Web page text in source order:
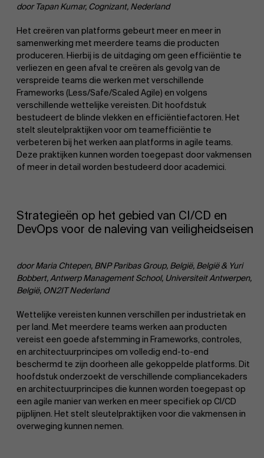
door Tapan Kumar, Cognizant, Nederland
Het creëren van platforms gebeurt meer en meer in
samenwerking met meerdere teams die producten
produceren. Hierbij is de uitdaging om geen efficiëntie te
verliezen en geen afval te creëren als gevolg van de
verspreide teams die werken met verschillende
Frameworks (Less/Safe/Scaled Agile) en volgens
verschillende wettelijke vereisten. Dit hoofdstuk
bestudeert de blinde vlekken en efficiëntiefactoren. Het
stelt sleutelpraktijken voor om teamefficiëntie te
verbeteren bij het werken aan platforms in agile teams.
Deze praktijken kunnen worden toegepast door vakmensen
of meer in detail worden bestudeerd door academici.
Strategieën op het gebied van CI/CD en
DevOps voor de naleving van veiligheidseisen
door Maria Chtepen, BNP Paribas Group, België, België & Yuri
Bobbert, Antwerp Management School, Universiteit Antwerpen,
België, ON2IT Nederland
Wettelijke vereisten kunnen verschillen per industrietak en
per land. Met meerdere teams werken aan producten
vereist een goede afstemming in Frameworks, controles,
en architectuurprincipes om volledig end-to-end
beschermd te zijn doorheen alle gekoppelde platforms. Dit
hoofdstuk onderzoekt de verschillende compliancekaders
en architectuurprincipes die kunnen worden toegepast op
een agile manier van werken en meer specifiek op CI/CD
pijplijnen. Het stelt sleutelpraktijken voor die vakmensen in
overweging kunnen nemen.